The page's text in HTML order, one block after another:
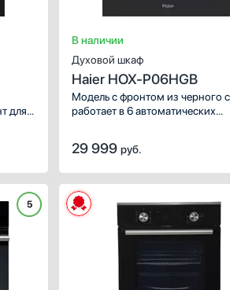
для
В наличии
Духовой шкаф
Haier HOX-P06HGB
Модель с фронтом из черного
работает в 6 автоматических
вентиляцией и грилем. Вы
духовом шкафу, а после сразу
начинать приготовление.
29 999 руб.
ХАРАКТЕРИСТИКИ
Способ подключения:
Ширина (см):
5